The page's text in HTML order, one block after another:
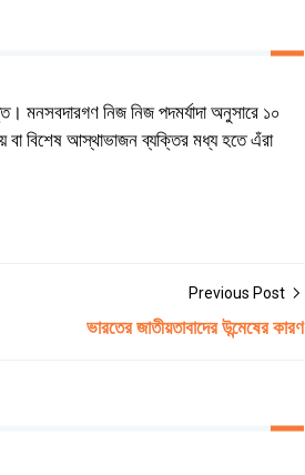
মনসবদারগণ নিজ নিজ পদমর্যাদা অনুসারে ১০
বা বিশেষ আস্থাভাজন ব্যক্তির মধ্য হতে এঁরা
Previous Post
ভারতের জাতীয়তাবাদের উন্মেষের কারণ